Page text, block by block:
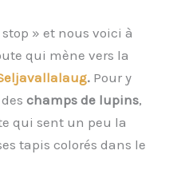
» et nous voici à
qui mène vers la
. Pour y
champs de lupins,
qui sent un peu la
tapis colorés dans le